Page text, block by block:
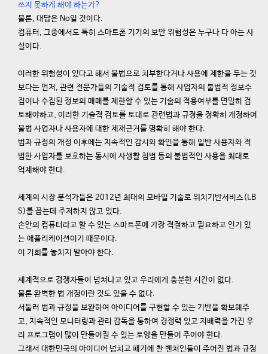
쓰지 못하게 해야 하는가?
물론, 대답은 No일 것이다.
컴퓨터, 그중에서도 특히 스마트폰 기기의 보안 위험성은 누구나 다 아는 사
실이다.
이러한 위험성이 있다고 해서 불법으로 치부한다거나 사용에 제한을 두는 것
보다는 먼저, 관련 전문가들의 기술적 검토를 통해 사업자의 불법적 정보수
집이나 수집된 정보의 매매를 제한할 수 있는 기술의 적용여부를 면밀히 검
토해야하고, 이러한 기술적 검토를 토대로 관련법과 규정을 정확히 개정하여
불법 사업자나 사용자에 대한 제재근거를 명확히 해야 한다.
법과 규정의 개정 이후에는 지속적인 감시와 확인을 통해 일반 사용자와 적
법한 사업자를 보호하는 동시에 사생활 침범 등의 불법적인 사용을 최대로
억제해야 한다.
세계의 시장 분석가들은 2012년 최대의 모바일 기술로 위치기반서비스(LB
S)를 꼽는데 주저하지 않고 있다.
손안의 컴퓨터라고 할 수 있는 스마트폰에 가장 적절하고 필요하고 인기 있
는 애플리케이션이기 때문이다.
이 기회를 놓치지 말아야 한다.
세계적으로 경쟁자들이 넘쳐나고 있고 우리에게 충분한 시간이 없다.
물론 완벽한 법 개정이란 것도 있을 수 없다.
서둘러 법과 규정을 보완하여 아이디어를 구현할 수 있는 기반을 확보해주
고, 지속적인 모니터링과 관리 감독을 통하여 경쟁력 있고 지배력을 가진 우
리 프로그램이 많이 만들어질 수 있는 토양을 만들어 주어야 한다.
그래서 대한민국의 아이디어 넘치고 패기에 찬 벤쳐인들이 주어진 법과 규정